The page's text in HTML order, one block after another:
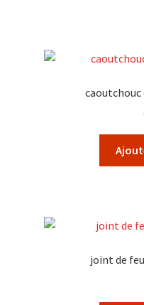
caoutchouc
joint de